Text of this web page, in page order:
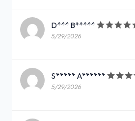
D*** B*****
5/29/2026
S***** A******
5/29/2026